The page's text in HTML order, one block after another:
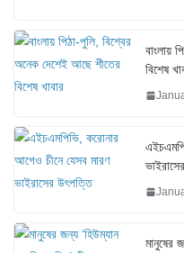
বাংলায়
বিশেষ
মানুষের